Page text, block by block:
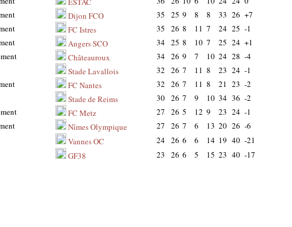
Dijon FCO 35 25 9 8 8 33 26 +7
FC Istres 35 26 8 11 7 24 25 -1
Angers SCO 34 25 8 10 7 25 24 +1
Châteauroux 34 26 9 7 10 24 28 -4
Stade Lavallois 32 26 7 11 8 23 24 -1
FC Nantes 32 26 7 11 8 21 23 -2
Stade de Reims 30 26 7 9 10 34 36 -2
FC Metz 27 26 5 12 9 23 24 -1
Nîmes Olympique 27 26 7 6 13 20 26 -6
Vannes OC 24 26 6 6 14 19 40 -21
GF38 23 26 6 5 15 23 40 -17